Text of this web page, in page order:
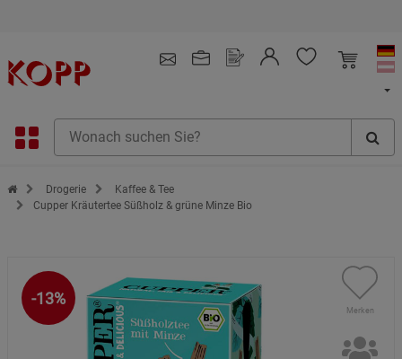
Zur Startseite des Kopp Verlag Online-Shop
Drogerie
Kaffee & Tee
Cupper Kräutertee Süßholz & grüne Minze Bio
-13%
Merken